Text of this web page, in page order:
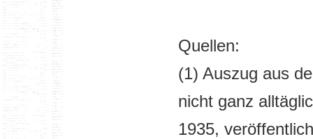
Quellen:
(1) Auszug aus
nicht ganz
1935,